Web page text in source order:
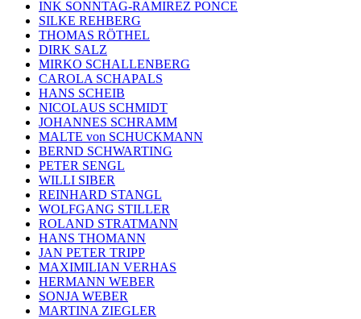
INK SONNTAG-RAMIREZ PONCE
SILKE REHBERG
THOMAS RÖTHEL
DIRK SALZ
MIRKO SCHALLENBERG
CAROLA SCHAPALS
HANS SCHEIB
NICOLAUS SCHMIDT
JOHANNES SCHRAMM
MALTE von SCHUCKMANN
BERND SCHWARTING
PETER SENGL
WILLI SIBER
REINHARD STANGL
WOLFGANG STILLER
ROLAND STRATMANN
HANS THOMANN
JAN PETER TRIPP
MAXIMILIAN VERHAS
HERMANN WEBER
SONJA WEBER
MARTINA ZIEGLER